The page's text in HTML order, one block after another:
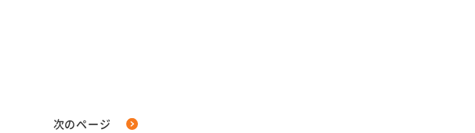
次のページ